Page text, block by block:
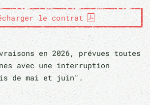
le contrat
en 2026, prévues toutes
avec une interruption
de mai et juin".